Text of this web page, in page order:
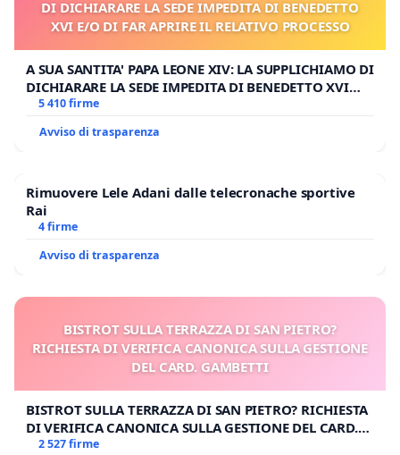
DI DICHIARARE LA SEDE IMPEDITA DI BENEDETTO
XVI E/O DI FAR APRIRE IL RELATIVO PROCESSO
A SUA SANTITA' PAPA LEONE XIV: LA SUPPLICHIAMO DI
DICHIARARE LA SEDE IMPEDITA DI BENEDETTO XVI
E/O DI FAR APRIRE IL RELATIVO PROCESSO
5 410 firme
Avviso di trasparenza
Rimuovere Lele Adani dalle telecronache sportive
Rai
4 firme
Avviso di trasparenza
BISTROT SULLA TERRAZZA DI SAN PIETRO?
RICHIESTA DI VERIFICA CANONICA SULLA GESTIONE
DEL CARD. GAMBETTI
BISTROT SULLA TERRAZZA DI SAN PIETRO? RICHIESTA
DI VERIFICA CANONICA SULLA GESTIONE DEL CARD.
GAMBETTI
2 527 firme